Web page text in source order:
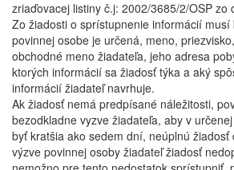
zriaďovacej listiny č.j: 2002/3685/2/OSP zo
Zo žiadosti o sprístupnenie informácií
povinnej osobe je určená, meno,
obchodné meno žiadateľa, jeho adresa
ktorých informácií sa žiadosť týka a aký
informácií žiadateľ navrhuje.
Ak žiadosť nemá predpísané náležitosti,
bezodkladne vyzve žiadateľa, aby v
byť kratšia ako sedem dní, neúplnú žiadosť
výzve povinnej osoby žiadateľ žiadosť